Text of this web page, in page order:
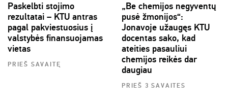
Paskelbti stojimo
rezultatai – KTU antras
pagal pakviestuosius į
valstybės finansuojamas
vietas
PRIEŠ SAVAITĘ
„Be chemijos negyventų
pusė žmonijos“:
Jonavoje užaugęs KTU
docentas sako, kad
ateities pasauliui
chemijos reikės dar
daugiau
PRIEŠ 3 SAVAITES